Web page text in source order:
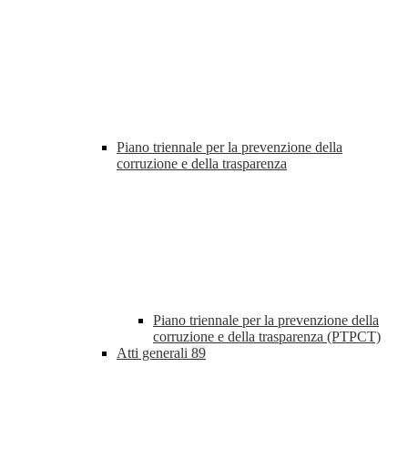
Piano triennale per la prevenzione della
corruzione e della trasparenza
Piano triennale per la prevenzione della
corruzione e della trasparenza (PTPCT)
Atti generali 89